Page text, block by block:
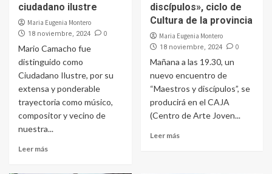
ciudadano ilustre
Maria Eugenia Montero
18 noviembre, 2024 0
Mario Camacho fue
distinguido como
Ciudadano Ilustre, por su
extensa y ponderable
trayectoria como músico,
compositor y vecino de
nuestra...
Leer más
discípulos», ciclo de
Cultura de la provincia
Maria Eugenia Montero
18 noviembre, 2024 0
Mañana a las 19.30, un
nuevo encuentro de
“Maestros y discípulos”, se
producirá en el CAJA
(Centro de Arte Joven...
Leer más